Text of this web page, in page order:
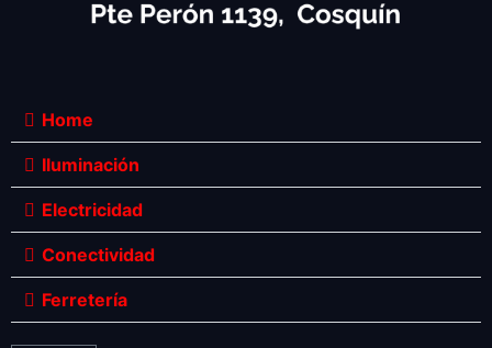
Home
Iluminación
Electricidad
Conectividad
Ferretería